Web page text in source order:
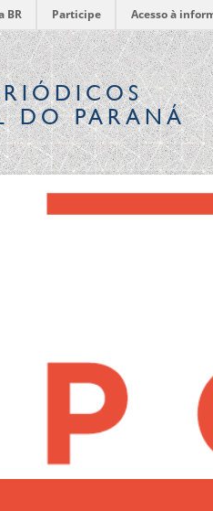
BR Participe Acesso à
DO PARANÁ